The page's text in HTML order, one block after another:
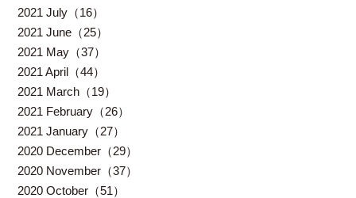
2021 July（16）
2021 June（25）
2021 May（37）
2021 April（44）
2021 March（19）
2021 February（26）
2021 January（27）
2020 December（29）
2020 November（37）
2020 October（51）